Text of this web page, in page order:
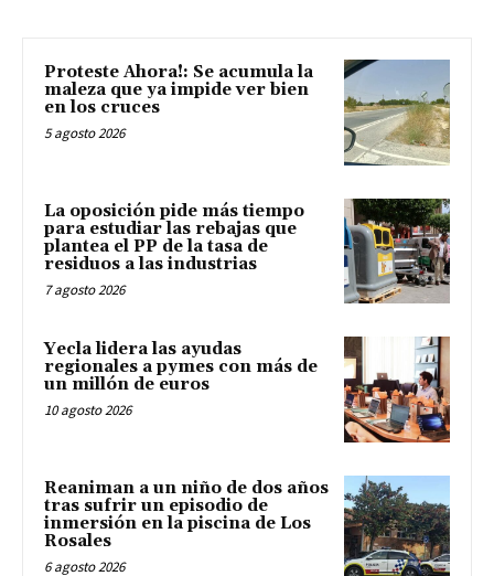
Proteste Ahora!: Se acumula la
maleza que ya impide ver bien
en los cruces
5 agosto 2026
La oposición pide más tiempo
para estudiar las rebajas que
plantea el PP de la tasa de
residuos a las industrias
7 agosto 2026
Yecla lidera las ayudas
regionales a pymes con más de
un millón de euros
10 agosto 2026
Reaniman a un niño de dos años
tras sufrir un episodio de
inmersión en la piscina de Los
Rosales
6 agosto 2026